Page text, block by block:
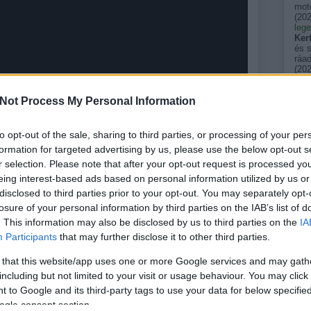
Process My Personal Information
opt-out of the sale, sharing to third parties, or processing of your
for targeted advertising by us, please use the below opt-out
selection. Please note that after your opt-out request is processed
interest-based ads based on personal information utilized by us
to third parties prior to your opt-out. You may separately
of your personal information by third parties on the IAB’s list of
This information may also be disclosed by us to third parties on the
Participants that may further disclose it to other third parties.
that this website/app uses one or more Google services and may
but not limited to your visit or usage behaviour. You may
to Google and its third-party tags to use your data for below
consent section.
és nagynak egyaránt nagy móka. Ha nem akarunk a
hosszú ideig nevelkedő burgonyának, termeszthetjük 20
A vödör aljára néhány lyukat fúrunk, hogy a felesleges víz
vagy virágföldet töltünk bele, és erre rakunk három
vastagon befedjük földdel. Amint a hajtások elérik a kb. 10
ismételjük mindaddig, amíg a föld eléri vödör peremét.
eresztenek, amelyeken újabb burgonyaszemek
(
és
(
(
(